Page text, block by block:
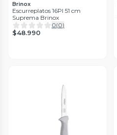
Brinox
Escurreplatos 16Pl 51 cm
Suprema Brinox
0(0)
$48.990